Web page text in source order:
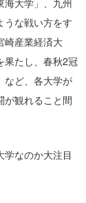
うな戦い方をす
崎産業経済大
果たし、春秋2冠
など、各大学が
が観れること間
学なのか大注目